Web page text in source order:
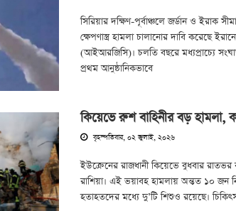
সিরিয়ার দক্ষিণ-পূর্বাঞ্চলে জর্ডান ও ইরাক
ক্ষেপণাস্ত্র হামলা চালানোর দাবি করেছে
(আইআরজিসি)। চলতি বছরে মধ্যপ্রাচ্যে
প্রথম আনুষ্ঠানিকভাবে
কিয়েভে রুশ বাহিনীর বড়
বৃহস্পতিবার, ০২ জুলাই, ২০২৬
ইউক্রেনের রাজধানী কিয়েভে বুধবার রাতভর
রাশিয়া। এই ভয়াবহ হামলায় অন্তত ১০
হতাহতদের মধ্যে দু’টি শিশুও রয়েছে।